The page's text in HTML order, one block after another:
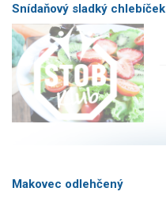
Snídaňový sladký chlebíček
Makovec odlehčený